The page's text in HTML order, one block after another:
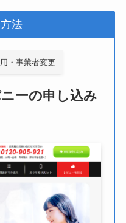
法
・事業者変更
ーの申し込み